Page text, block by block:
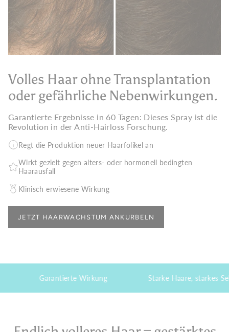
Volles Haar ohne Transplantation
oder gefährliche Nebenwirkungen.
Garantierte Ergebnisse in 60 Tagen: Dieses Spray ist die
Revolution in der Anti-Hairloss Forschung.
Regt die Produktion neuer Haarfolikel an
Wirkt gezielt gegen alters- oder hormonell bedingten
Haarausfall
Klinisch erwiesene Wirkung
JETZT HAARWACHSTUM ANKURBELN
Garantierte Wirkung Starke Haare, starkes